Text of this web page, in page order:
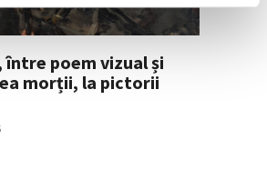
între poem vizual și
morții, la pictorii